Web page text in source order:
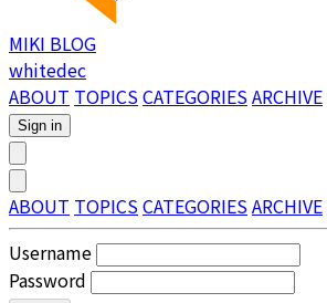
MIKI BLOG
whitedec
ABOUT TOPICSCATEGORIESARCHIVE
Sign in
ABOUT TOPICSCATEGORIESARCHIVE
Username
Password